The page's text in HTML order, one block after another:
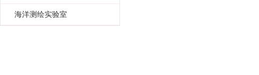
海洋测绘实验室